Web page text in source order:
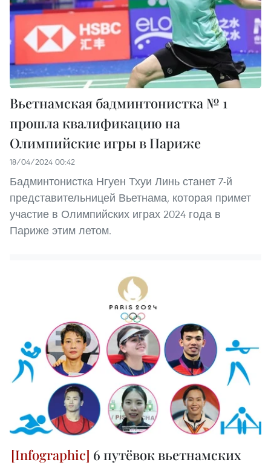
Вьетнамская бадминтонистка № 1
прошла квалификацию на
Олимпийские игры в Париже
18/04/2024 00:42
Бадминтонистка Нгуен Тхуи Линь станет 7-й
представительницей Вьетнама, которая примет
участие в Олимпийских играх 2024 года в
Париже этим летом.
6 путёвок вьетнамских